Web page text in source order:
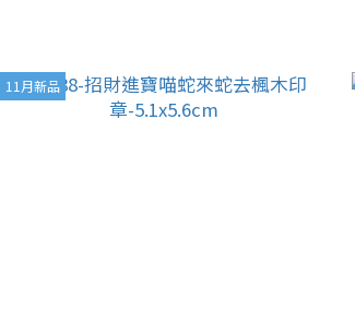
11月新品